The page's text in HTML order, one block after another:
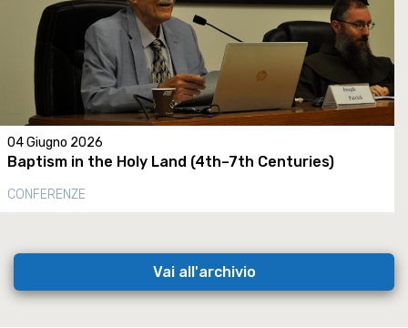
04 Giugno 2026
Baptism in the Holy Land (4th–7th Centuries)
CONFERENZE
Vai all'archivio